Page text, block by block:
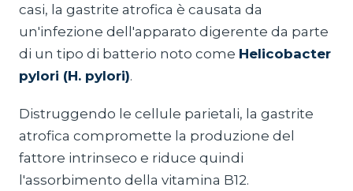
casi, la gastrite atrofica è causata da
un'infezione dell'apparato digerente da parte
di un tipo di batterio noto come Helicobacter
pylori (H. pylori).
Distruggendo le cellule parietali, la gastrite
atrofica compromette la produzione del
fattore intrinseco e riduce quindi
l'assorbimento della vitamina B12.